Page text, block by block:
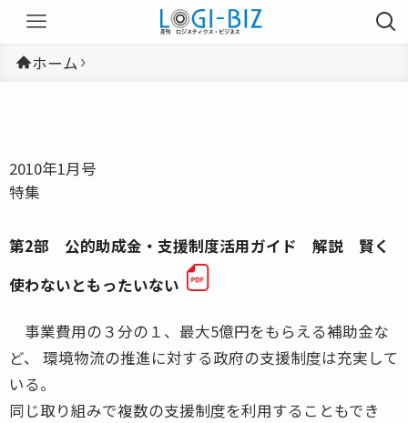
ホーム
2010年1月号
特集
第2部 公的助成金・支援制度活用ガイド 解説 賢く
使わないともったいない
事業費用の３分の１、最大5億円をもらえる補助金な
ど、 環境物流の推進に対する政府の支援制度は充実して
いる。
同じ取り組みで複数の支援制度を利用することもでき